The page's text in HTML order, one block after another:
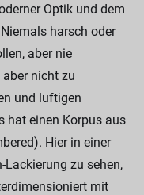
Optik und dem
harsch oder
aber nie
nicht zu
und luftigen
hat einen Korpus aus
Hier in einer
zu sehen,
mit